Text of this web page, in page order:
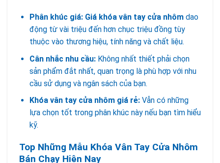
Phân khúc giá: Giá khóa vân tay cửa nhômdao
động từ vài triệu đến hơn chục triệu đồng tùy
thuộc vào thương hiệu, tính năng và chất liệu.
Cân nhắc nhu cầu:Không nhất thiết phải chọn
sản phẩm đắt nhất, quan trọng là phù hợp với nhu
cầu sử dụng và ngân sách của bạn.
Khóa vân tay cửa nhôm giá rẻ:Vẫn có những
lựa chọn tốt trong phân khúc này nếu bạn tìm hiểu
kỹ.
Top Những Mẫu Khóa Vân Tay Cửa Nhôm
Bán Chạy Hiện Nay